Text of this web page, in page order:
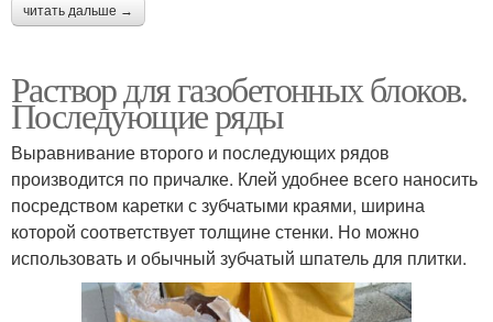
читать дальше →
Раствор для газобетонных блоков.
Последующие ряды
Выравнивание второго и последующих рядов
производится по причалке. Клей удобнее всего наносить
посредством каретки с зубчатыми краями, ширина
которой соответствует толщине стенки. Но можно
использовать и обычный зубчатый шпатель для плитки.